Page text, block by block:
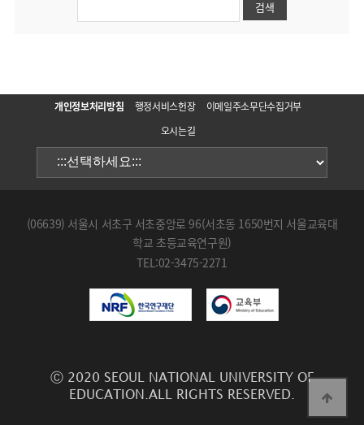
개인정보처리방침 행정서비스헌장
이메일주소무단수집거부
오시는길
(06639) 서울시 서초구 서초중앙로 96(서초동 1650번지 서울교육대
학교 초등교육연구원)
TEL:02-3475-2271
Ⓒ 2020 SEOUL NATIONAL UNIVERSITY OF
EDUCATION.ALL RIGHTS RESERVED.